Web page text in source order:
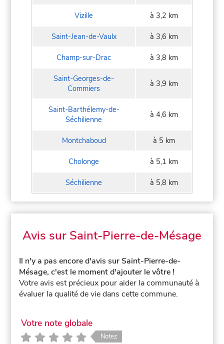
Vizille à 3,2 km
Saint-Jean-de-Vaulx à 3,6 km
Champ-sur-Drac à 3,8 km
Saint-Georges-de-
Commiers
à 3,9 km
Saint-Barthélemy-de-
Séchilienne
à 4,6 km
Montchaboud à 5 km
Cholonge à 5,1 km
Séchilienne à 5,8 km
Avis sur Saint-Pierre-de-Mésage
Il n'y a pas encore d'avis sur Saint-Pierre-de-
Mésage, c'est le moment d'ajouter le vôtre !
Votre avis est précieux pour aider la communauté à
évaluer la qualité de vie dans cette commune.
Votre note globale
Notez